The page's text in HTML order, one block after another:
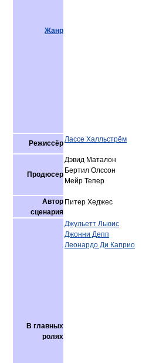
Жанр
РежиссёрЛассе Халльстрём
Продюсер
Дэвид Маталон
Бертил Олссон
Мейр Тепер
Автор
сценария
Питер Хеджес
В главных
ролях
Джульетт Льюис
Джонни Депп
Леонардо Ди Каприо